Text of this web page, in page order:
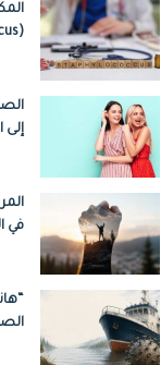
(Staphylococcus)
إلى
في